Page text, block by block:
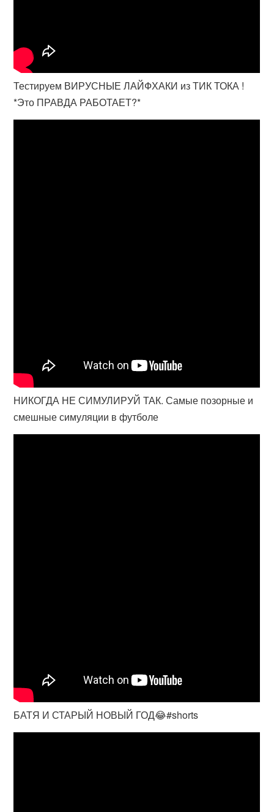
Тестируем ВИРУСНЫЕ ЛАЙФХАКИ из ТИК ТОКА !
*Это ПРАВДА РАБОТАЕТ?*
НИКОГДА НЕ СИМУЛИРУЙ ТАК. Самые позорные и
смешные симуляции в футболе
БАТЯ И СТАРЫЙ НОВЫЙ ГОД😂#shorts